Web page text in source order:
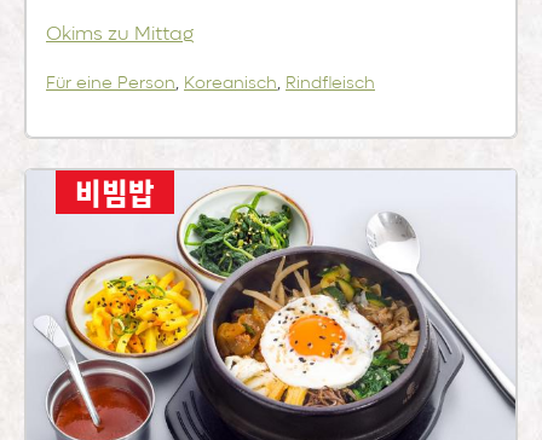
Okims zu Mittag
Für eine Person, Koreanisch, Rindfleisch
비빔밥